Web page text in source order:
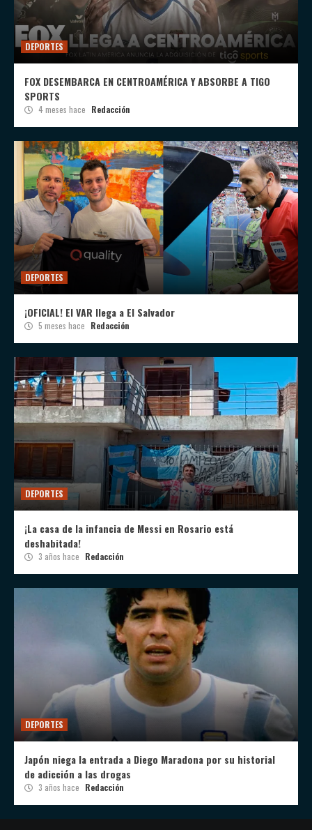
DEPORTES
FOX DESEMBARCA EN CENTROAMÉRICA Y ABSORBE A TIGO
SPORTS
4 meses hace Redacción
DEPORTES
¡OFICIAL! El VAR llega a El Salvador
5 meses hace Redacción
DEPORTES
¡La casa de la infancia de Messi en Rosario está
deshabitada!
3 años hace Redacción
DEPORTES
Japón niega la entrada a Diego Maradona por su historial
de adicción a las drogas
3 años hace Redacción